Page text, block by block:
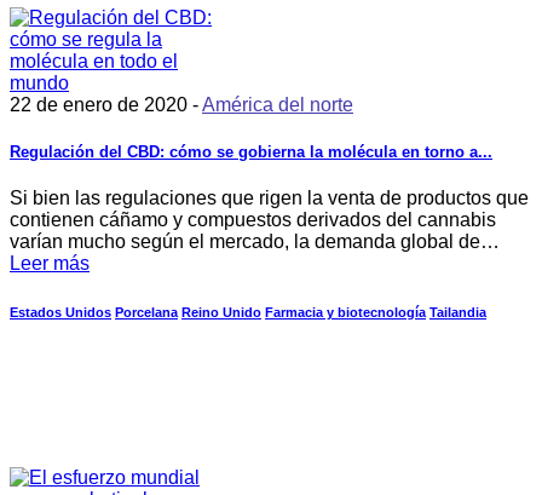
22 de enero de 2020 -América del norte
Regulación del CBD: cómo se gobierna la molécula en torno a...
Si bien las regulaciones que rigen la venta de productos que
contienen cáñamo y compuestos derivados del cannabis
varían mucho según el mercado, la demanda global de…
Leer más
Estados Unidos Porcelana Reino Unido Farmacia y biotecnología Tailandia